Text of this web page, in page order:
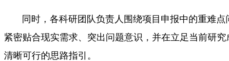
同时，各科研团队负责人围绕项目申报中的重难
紧密贴合现实需求、 突出问题意识， 并在立足当前研究
清晰可行的思路指引。